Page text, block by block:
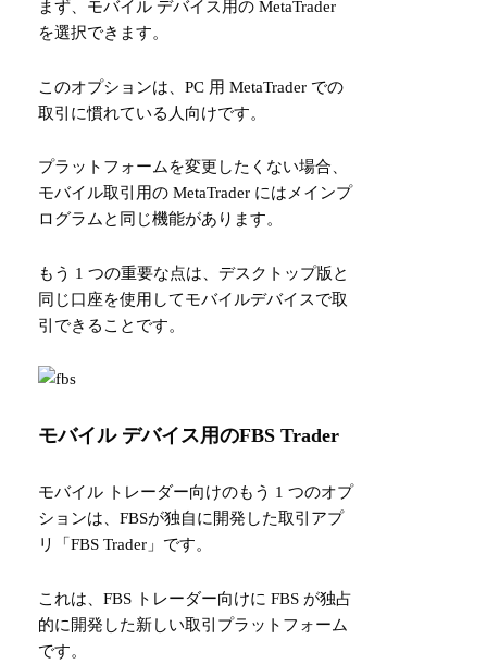
まず、モバイル デバイス用の MetaTrader
を選択できます。
このオプションは、PC 用 MetaTrader での
取引に慣れている人向けです。
プラットフォームを変更したくない場合、
モバイル取引用の MetaTrader にはメインプ
ログラムと同じ機能があります。
もう 1 つの重要な点は、デスクトップ版と
同じ口座を使用してモバイルデバイスで取
引できることです。
モバイル デバイス用のFBS Trader
モバイル トレーダー向けのもう 1 つのオプ
ションは、FBSが独自に開発した取引アプ
リ「FBS Trader」です。
これは、FBS トレーダー向けに FBS が独占
的に開発した新しい取引プラットフォーム
です。